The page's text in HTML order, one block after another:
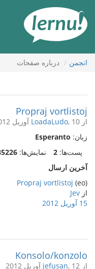
محتوا
انجمن درباره صفحات
Propraj vortlistoj
از LoadaLudo, 10 آوریل 2012
زبان: Esperanto
پست‌ها: 2 نمایش‌ها:
آخرین ارسال
(eo)
Propraj vortlistoj
از Jev
15 آوریل 2012
Konsolo/konzolo
از jefusan, 12 آوریل 2012